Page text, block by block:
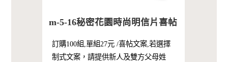
m-5-16秘密花園時尚明信片喜帖
訂購100組,單組27元 /喜帖文案,若選擇
制式文案，請提供新人及雙方父母姓